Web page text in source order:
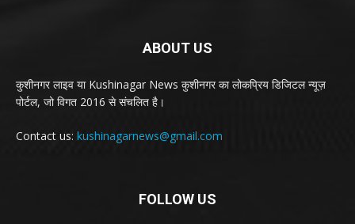
ABOUT US
कुशीनगर लाइव या Kushinagar News कुशीनगर का लोकप्रिय डिजिटल न्यूज़
पोर्टल, जो विगत 2016 से संचलित है।
Contact us: kushinagarnews@gmail.com
FOLLOW US